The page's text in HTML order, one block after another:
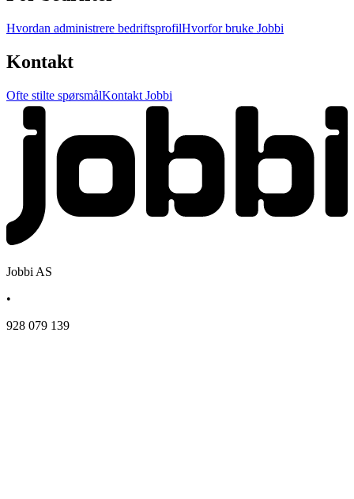
Hvordan administrere bedriftsprofilHvorfor bruke Jobbi
Kontakt
Ofte stilte spørsmålKontakt Jobbi
Jobbi AS
•
928 079 139